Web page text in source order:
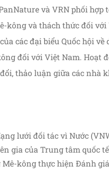
và VRN phối
kông và thách thức đối
các đại biểu Quốc hội
đối với Việt Nam. Hoạt
thảo luận giữa các nhà
lưới đối tác vì Nước
gia của Trung tâm quốc
Mê-kông thực hiện Đánh